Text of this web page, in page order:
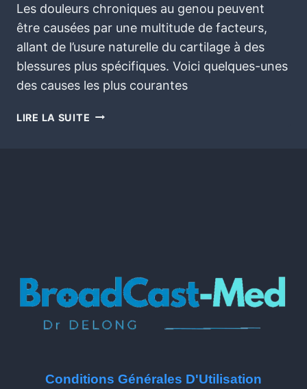
Les douleurs chroniques au genou peuvent
être causées par une multitude de facteurs,
allant de l’usure naturelle du cartilage à des
blessures plus spécifiques. Voici quelques-unes
des causes les plus courantes
LIRE LA SUITE
Conditions Générales D'Utilisation